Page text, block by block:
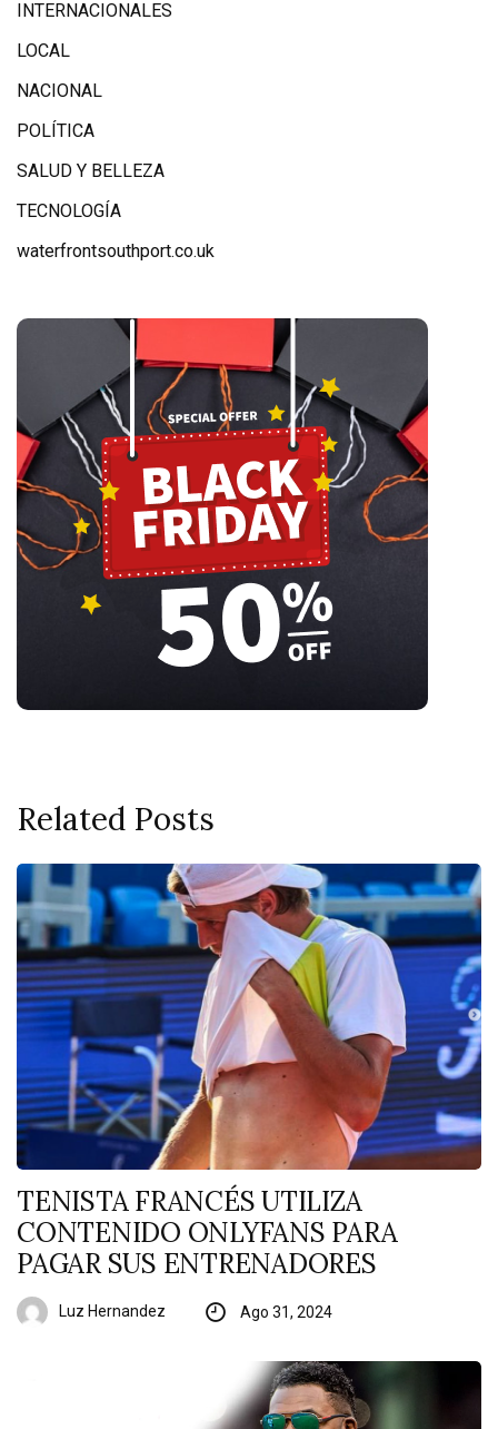
INTERNACIONALES
LOCAL
NACIONAL
POLÍTICA
SALUD Y BELLEZA
TECNOLOGÍA
waterfrontsouthport.co.uk
Related Posts
TENISTA FRANCÉS UTILIZA
CONTENIDO ONLYFANS PARA
PAGAR SUS ENTRENADORES
Luz Hernandez Ago 31, 2024